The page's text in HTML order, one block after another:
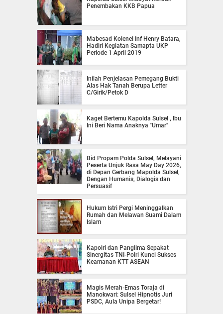
Penembakan KKB Papua
Mabesad Kolenel Inf Henry Batara,
Hadiri Kegiatan Samapta UKP
Periode 1 April 2019
Inilah Penjelasan Pemegang Bukti
Alas Hak Tanah Berupa Letter
C/Girik/Petok D
Kaget Bertemu Kapolda Sulsel , Ibu
Ini Beri Nama Anaknya "Umar"
Bid Propam Polda Sulsel, Melayani
Peserta Unjuk Rasa May Day 2026,
di Depan Gerbang Mapolda Sulsel,
Dengan Humanis, Dialogis dan
Persuasif
Hukum Istri Pergi Meninggalkan
Rumah dan Melawan Suami Dalam
Islam
Kapolri dan Panglima Sepakat
Sinergitas TNI-Polri Kunci Sukses
Keamanan KTT ASEAN
Magis Merah-Emas Toraja di
Manokwari: Sulsel Hipnotis Juri
PSDC, Aula Unipa Bergetar!